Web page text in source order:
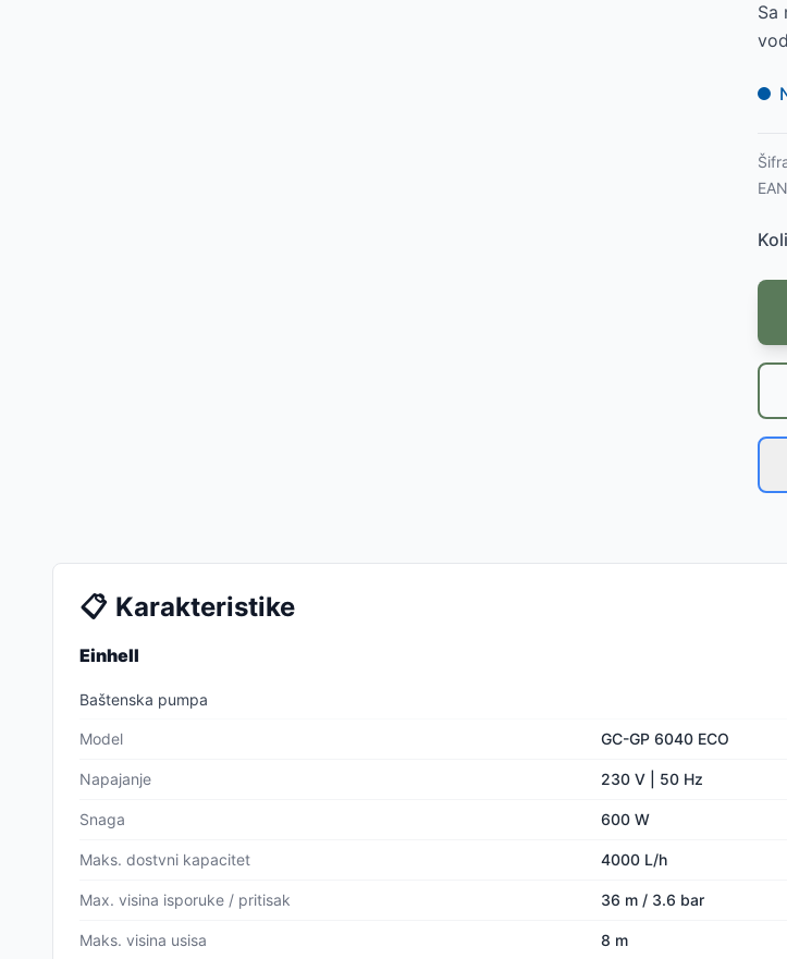
Sa
📋 Karakteristike
Einhell
Baštenska pumpa
Model GC-GP 6040 ECO
Napajanje 230 V | 50 Hz
Snaga 600 W
Maks. dostvni kapacitet 4000 L/h
Max. visina isporuke / pritisak 36 m / 3.6 bar
Maks. visina usisa 8 m